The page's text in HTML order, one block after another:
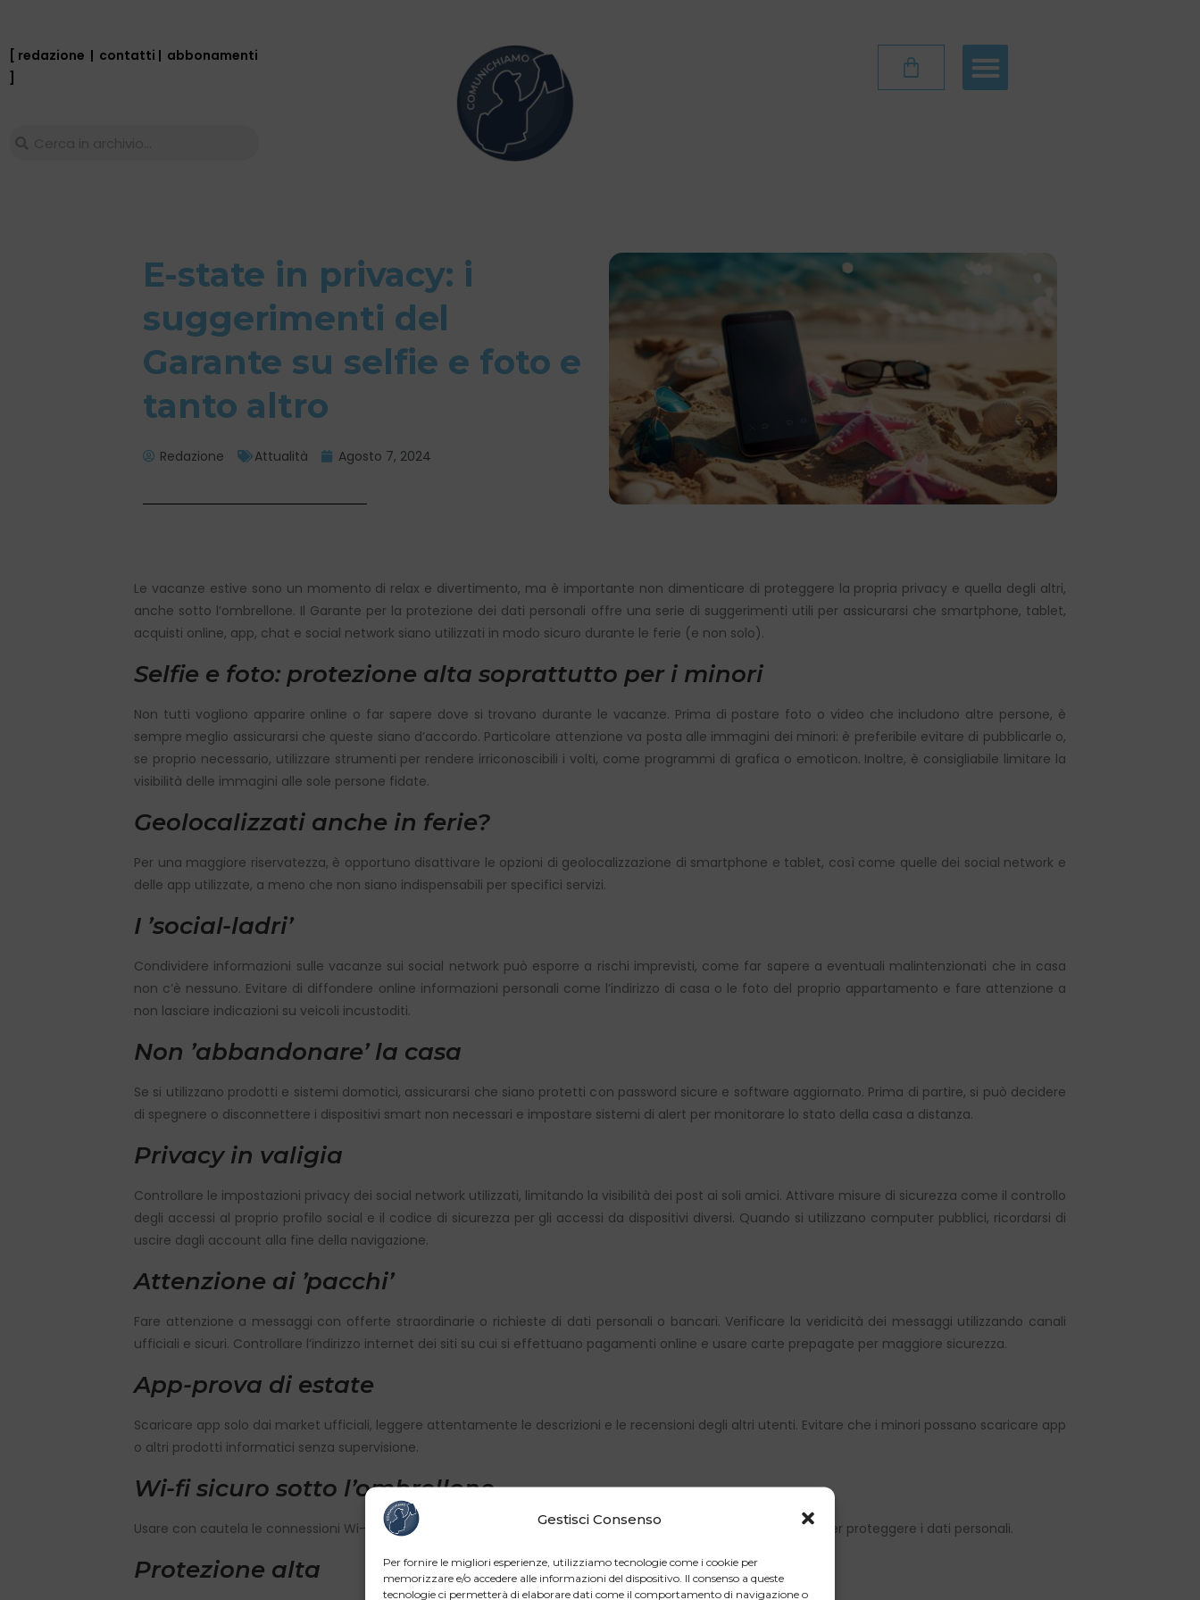
Gestisci Consenso
Per fornire le migliori esperienze, utilizziamo tecnologie come i cookie per
memorizzare e/o accedere alle informazioni del dispositivo. Il consenso a queste
tecnologie ci permetterà di elaborare dati come il comportamento di navigazione o
[ redazione | contatti | abbonamenti
]
E-state in privacy: i
suggerimenti del
Garante su selfie e foto e
tanto altro
Redazione Attualità Agosto 7, 2024
Le vacanze estive sono un momento di relax e divertimento, ma è importante non dimenticare di proteggere la propria privacy e quella degli altri,
anche sotto l’ombrellone. Il Garante per la protezione dei dati personali offre una serie di suggerimenti utili per assicurarsi che smartphone, tablet,
acquisti online, app, chat e social network siano utilizzati in modo sicuro durante le ferie (e non solo).
Selfie e foto: protezione alta soprattutto per i minori
Non tutti vogliono apparire online o far sapere dove si trovano durante le vacanze. Prima di postare foto o video che includono altre persone, è
sempre meglio assicurarsi che queste siano d’accordo. Particolare attenzione va posta alle immagini dei minori: è preferibile evitare di pubblicarle o,
se proprio necessario, utilizzare strumenti per rendere irriconoscibili i volti, come programmi di grafica o emoticon. Inoltre, è consigliabile limitare la
visibilità delle immagini alle sole persone fidate.
Geolocalizzati anche in ferie?
Per una maggiore riservatezza, è opportuno disattivare le opzioni di geolocalizzazione di smartphone e tablet, così come quelle dei social network e
delle app utilizzate, a meno che non siano indispensabili per specifici servizi.
I ʼsocial-ladriʼ
Condividere informazioni sulle vacanze sui social network può esporre a rischi imprevisti, come far sapere a eventuali malintenzionati che in casa
non c’è nessuno. Evitare di diffondere online informazioni personali come l’indirizzo di casa o le foto del proprio appartamento e fare attenzione a
non lasciare indicazioni su veicoli incustoditi.
Non ʼabbandonareʼ la casa
Se si utilizzano prodotti e sistemi domotici, assicurarsi che siano protetti con password sicure e software aggiornato. Prima di partire, si può decidere
di spegnere o disconnettere i dispositivi smart non necessari e impostare sistemi di alert per monitorare lo stato della casa a distanza.
Privacy in valigia
Controllare le impostazioni privacy dei social network utilizzati, limitando la visibilità dei post ai soli amici. Attivare misure di sicurezza come il controllo
degli accessi al proprio profilo social e il codice di sicurezza per gli accessi da dispositivi diversi. Quando si utilizzano computer pubblici, ricordarsi di
uscire dagli account alla fine della navigazione.
Attenzione ai ʼpacchiʼ
Fare attenzione a messaggi con offerte straordinarie o richieste di dati personali o bancari. Verificare la veridicità dei messaggi utilizzando canali
ufficiali e sicuri. Controllare l’indirizzo internet dei siti su cui si effettuano pagamenti online e usare carte prepagate per maggiore sicurezza.
App-prova di estate
Scaricare app solo dai market ufficiali, leggere attentamente le descrizioni e le recensioni degli altri utenti. Evitare che i minori possano scaricare app
o altri prodotti informatici senza supervisione.
Wi-fi sicuro sotto l’ombrellone
Usare con cautela le connessioni Wi-fi pubbliche e, se necessario, accedere a risorse private solo tramite VPN per proteggere i dati personali.
Protezione alta